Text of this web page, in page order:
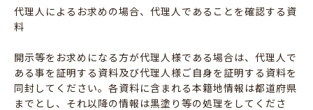
代理人によるお求めの場合、代理人であることを確認する資
料
開示等をお求めになる方が代理人様である場合は、代理人で
ある事を証明する資料及び代理人様ご自身を証明する資料を
同封してください。各資料に含まれる本籍地情報は都道府県
までとし、それ以降の情報は黒塗り等の処理をしてくださ